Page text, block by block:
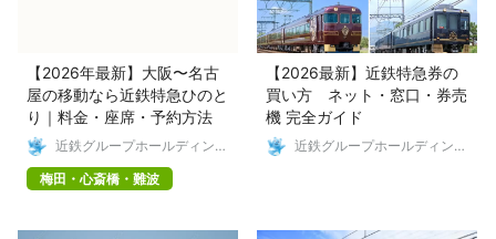
【2026年最新】大阪〜名古
屋の移動なら近鉄特急ひのと
り｜料金・座席・予約方法
近鉄グループホールディング
梅田・心斎橋・難波
【2026最新】近鉄特急券の
買い方 ネット・窓口・券売
機 完全ガイド
近鉄グループホールディング